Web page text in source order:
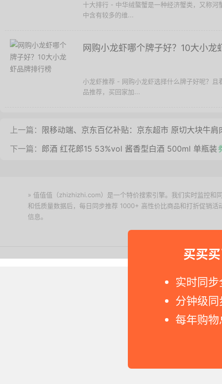
买买
实时同
分钟级
每年购
十大排行 - 中华绒螯蟹是一种经济蟹类，又称
中含有较多的维...
网购小龙虾哪个牌子好？10大小龙
小龙虾推荐 - 网购小龙虾选择什么牌子好呢？
品推荐，买回家加...
上一篇： 限移动端、京东百亿补贴：京东超市 原切大块牛肩
下一篇： 郎酒 红花郎15 53%vol 酱香型白酒 500ml 单瓶装
» 值值值（zhizhizhi.com）是一个特价搜索引擎。我们实时监控和
和低质量数据后，每日同步推荐 1000+ 高性价比商品和打折促销
信息。
Copyright © 2011-2026 网购